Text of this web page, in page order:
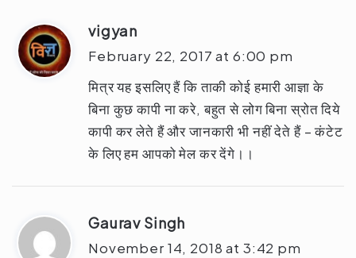
vigyan
a
s
:
February 22, 2017 at 6:00 pm
मित्र यह इसलिए हैं कि ताकी कोई हमारी आज्ञा के
बिना कुछ कापी ना करे, बहुत से लोग बिना स्रोत दिये
कापी कर लेते हैं और जानकारी भी नहीं देते हैं – कंटेट
के लिए हम आपको मेल कर देंगे।।
Gaurav Singh
a
November 14, 2018 at 3:42 pm